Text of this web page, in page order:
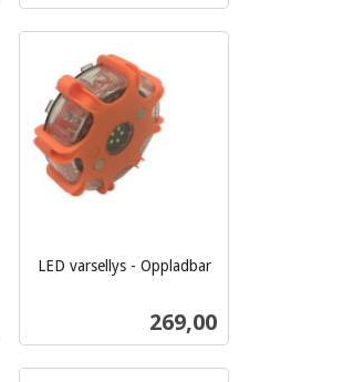
Kjøp
LED varsellys - Oppladbar
Pris
269,00